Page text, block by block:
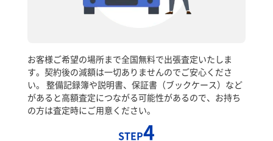
お客様ご希望の場所まで全国無料で出張査定いたしま
す。契約後の減額は一切ありませんのでご安心くださ
い。 整備記録簿や説明書、保証書（ブックケース）など
があると高額査定につながる可能性があるので、お持ち
の方は査定時にご用意ください。
STEP4